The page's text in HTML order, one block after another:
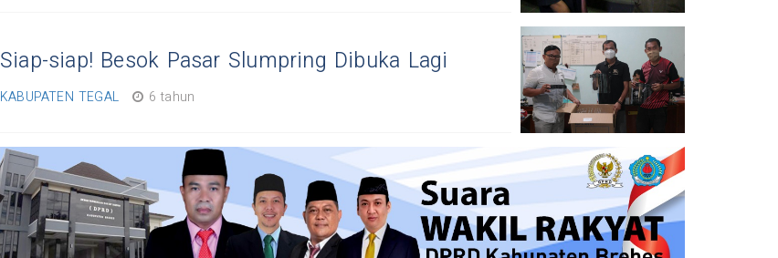
Siap-siap! Besok Pasar Slumpring Dibuka Lagi
KABUPATEN TEGAL 6 tahun